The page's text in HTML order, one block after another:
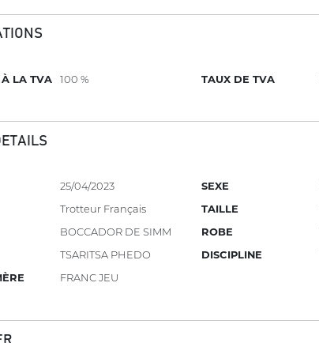
À LA TVA 100 % TAUX DE TVA
25/04/2023
Trotteur Français
BOCCADOR DE SIMM
TSARITSA PHEDO
FRANC JEU
SEXE
TAILLE
ROBE
DISCIPLINE